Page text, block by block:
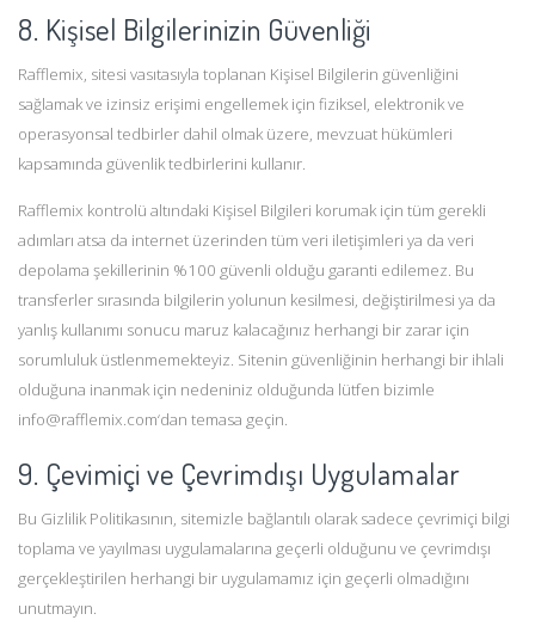
8. Kişisel Bilgilerinizin Güvenliği
Rafflemix, sitesi vasıtasıyla toplanan Kişisel Bilgilerin güvenliğini
sağlamak ve izinsiz erişimi engellemek için fiziksel, elektronik ve
operasyonsal tedbirler dahil olmak üzere, mevzuat hükümleri
kapsamında güvenlik tedbirlerini kullanır.
Rafflemix kontrolü altındaki Kişisel Bilgileri korumak için tüm gerekli
adımları atsa da internet üzerinden tüm veri iletişimleri ya da veri
depolama şekillerinin %100 güvenli olduğu garanti edilemez. Bu
transferler sırasında bilgilerin yolunun kesilmesi, değiştirilmesi ya da
yanlış kullanımı sonucu maruz kalacağınız herhangi bir zarar için
sorumluluk üstlenmemekteyiz. Sitenin güvenliğinin herhangi bir ihlali
olduğuna inanmak için nedeniniz olduğunda lütfen bizimle
info@rafflemix.com‘dan temasa geçin.
9. Çevimiçi ve Çevrimdışı Uygulamalar
Bu Gizlilik Politikasının, sitemizle bağlantılı olarak sadece çevrimiçi bilgi
toplama ve yayılması uygulamalarına geçerli olduğunu ve çevrimdışı
gerçekleştirilen herhangi bir uygulamamız için geçerli olmadığını
unutmayın.